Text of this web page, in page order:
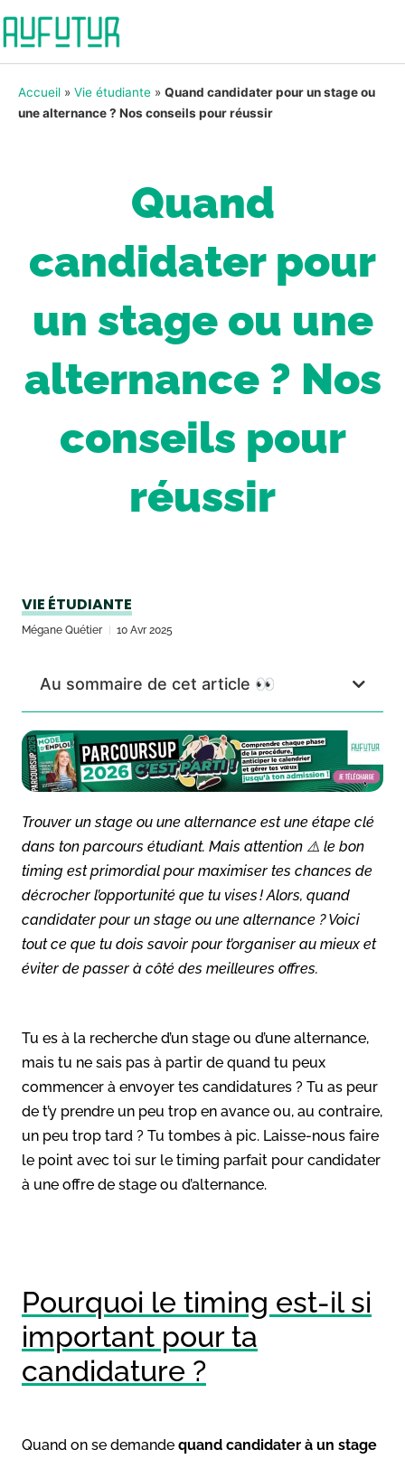
Accueil » Vie étudiante » Quand candidater pour un stage ou
une alternance ? Nos conseils pour réussir
Quand
candidater pour
un stage ou une
alternance ? Nos
conseils pour
réussir
VIE ÉTUDIANTE
Mégane Quétier 10 Avr 2025
Au sommaire de cet article 👀
Trouver un stage ou une alternance est une étape clé
dans ton parcours étudiant. Mais attention ⚠️ le bon
timing est primordial pour maximiser tes chances de
décrocher l’opportunité que tu vises ! Alors, quand
candidater pour un stage ou une alternance ? Voici
tout ce que tu dois savoir pour t’organiser au mieux et
éviter de passer à côté des meilleures offres.
Tu es à la recherche d’un stage ou d’une alternance,
mais tu ne sais pas à partir de quand tu peux
commencer à envoyer tes candidatures ? Tu as peur
de t’y prendre un peu trop en avance ou, au contraire,
un peu trop tard ? Tu tombes à pic. Laisse-nous faire
le point avec toi sur le timing parfait pour candidater
à une offre de stage ou d’alternance.
Pourquoi le timing est-il si
important pour ta
candidature ?
Quand on se demande quand candidater à un stage